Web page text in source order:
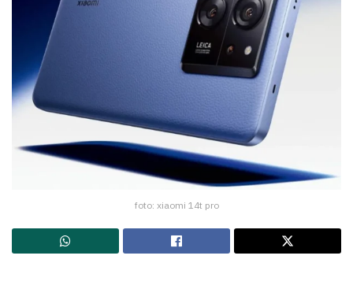
foto: xiaomi 14t pro